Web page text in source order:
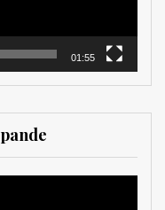
01:55